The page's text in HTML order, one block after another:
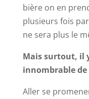
bière on en
plusieurs fois
ne sera plus le
Mais surtout, il
innombrable
Aller se